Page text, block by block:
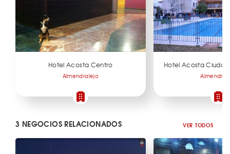
Hotel Acosta Centro
Almendralejo
Hotel Acosta
3 NEGOCIOS RELACIONADOS VER TODOS